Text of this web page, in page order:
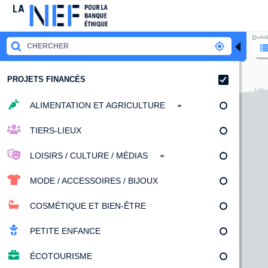
◀
PROJETS FINANCÉS
ALIMENTATION ET AGRICULTURE
TIERS-LIEUX
LOISIRS / CULTURE / MÉDIAS
MODE / ACCESSOIRES / BIJOUX
COSMÉTIQUE ET BIEN-ÊTRE
PETITE ENFANCE
ÉCOTOURISME